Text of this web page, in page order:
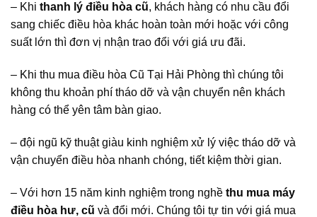
– Khi thanh lý điều hòa cũ, khách hàng có nhu cầu đổi
sang chiếc điều hòa khác hoàn toàn mới hoặc với công
suất lớn thì đơn vị nhận trao đổi với giá ưu đãi.
– Khi thu mua điều hòa Cũ Tại Hải Phòng thì chúng tôi
không thu khoản phí tháo dỡ và vận chuyển nên khách
hàng có thể yên tâm bàn giao.
– đội ngũ kỹ thuật giàu kinh nghiệm xử lý việc tháo dỡ và
vận chuyển điều hòa nhanh chóng, tiết kiệm thời gian.
– Với hơn 15 năm kinh nghiệm trong nghề thu mua máy
điều hòa hư, cũ và đổi mới. Chúng tôi tự tin với giá mua